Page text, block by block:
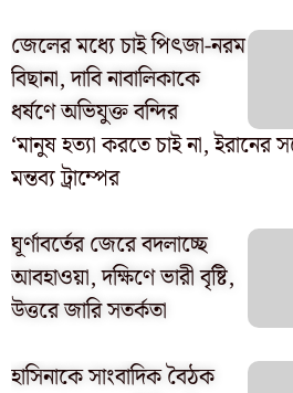
জেলের মধ্যে চাই পিৎজা-নরম
বিছানা, দাবি নাবালিকাকে
ধর্ষণে অভিযুক্ত বন্দির
‘মানুষ হত্যা করতে চাই না, ইরানের
মন্তব্য ট্রাম্পের
ঘূর্ণাবর্তের জেরে বদলাচ্ছে
আবহাওয়া, দক্ষিণে ভারী বৃষ্টি,
উত্তরে জারি সতর্কতা
হাসিনাকে সাংবাদিক বৈঠক